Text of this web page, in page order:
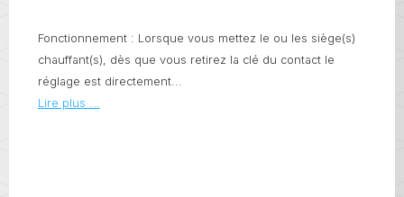
Fonctionnement : Lorsque vous mettez le ou les siège(s)
chauffant(s), dès que vous retirez la clé du contact le
réglage est directement...
Lire plus ...